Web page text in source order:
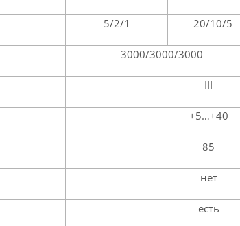
5/2/1 20/10/5
3000/3000/3000
III
+5…+40
85
нет
есть